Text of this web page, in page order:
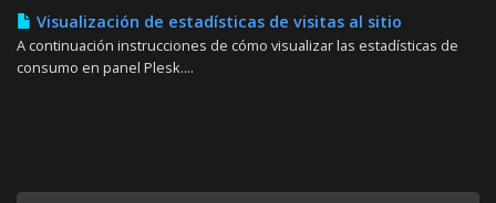
Visualización de estadísticas de visitas al sitio
A continuación instrucciones de cómo visualizar las estadísticas de
consumo en panel Plesk....